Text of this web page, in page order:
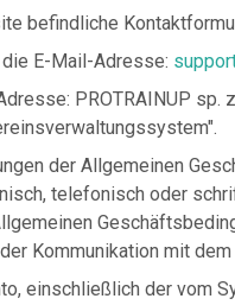
befindliche
E-Mail-Adresse:
PROTRAINUP sp.
der Allgemeinen
telefonisch oder
Kommunikation mit
einschließlich der vom